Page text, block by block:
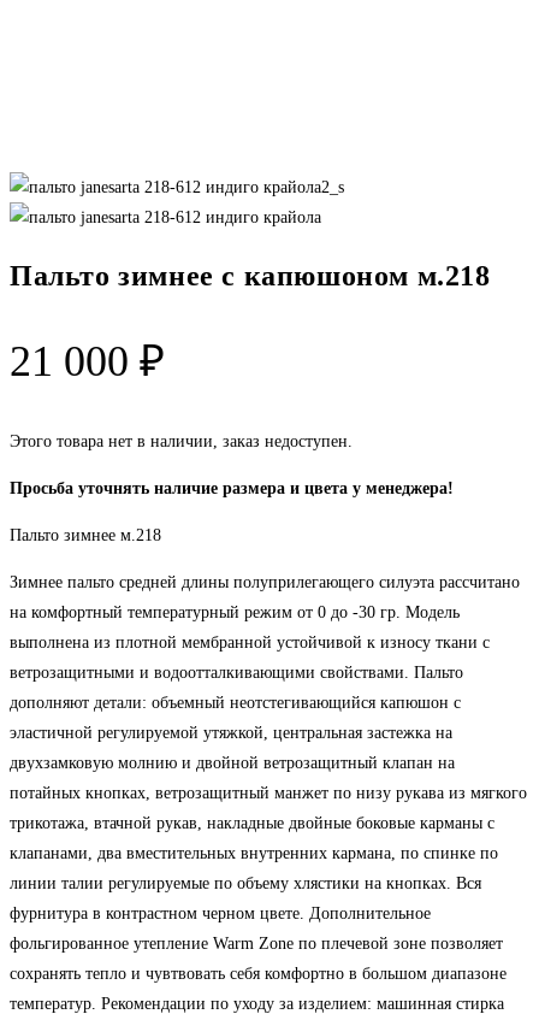
Пальто зимнее с капюшоном м.218
21 000 ₽
Этого товара нет в наличии, заказ недоступен.
Просьба уточнять наличие размера и цвета у менеджера!
Пальто зимнее м.218
Зимнее пальто средней длины полуприлегающего силуэта рассчитано
на комфортный температурный режим от 0 до -30 гр. Модель
выполнена из плотной мембранной устойчивой к износу ткани с
ветрозащитными и водоотталкивающими свойствами. Пальто
дополняют детали: объемный неотстегивающийся капюшон с
эластичной регулируемой утяжкой, центральная застежка на
двухзамковую молнию и двойной ветрозащитный клапан на
потайных кнопках, ветрозащитный манжет по низу рукава из мягкого
трикотажа, втачной рукав, накладные двойные боковые карманы с
клапанами, два вместительных внутренних кармана, по спинке по
линии талии регулируемые по объему хлястики на кнопках. Вся
фурнитура в контрастном черном цвете. Дополнительное
фольгированное утепление Warm Zone по плечевой зоне позволяет
сохранять тепло и чувтвовать себя комфортно в большом диапазоне
температур. Рекомендации по уходу за изделием: машинная стирка